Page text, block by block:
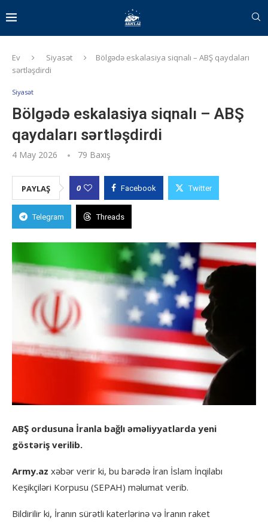
Ev Siyasət
Bölgədə eskalasiya siqnalı – ABŞ qaydaları
sərtləşdirdi
Siyasət
Bölgədə eskalasiya siqnalı – ABŞ
qaydaları sərtləşdirdi
4 May 2026 79 Baxış
PAYLAŞ 0 Facebook Twitter
Telegram Threads
ABŞ ordusuna İranla bağlı əməliyyatlarda yeni
göstəriş verilib.
Army.az xəbər verir ki, bu barədə İran İslam İnqilabı
Keşikçiləri Korpusu (SEPAH) məlumat verib.
Bildirilir ki, İranın sürətli katerlərinə və İranın raket